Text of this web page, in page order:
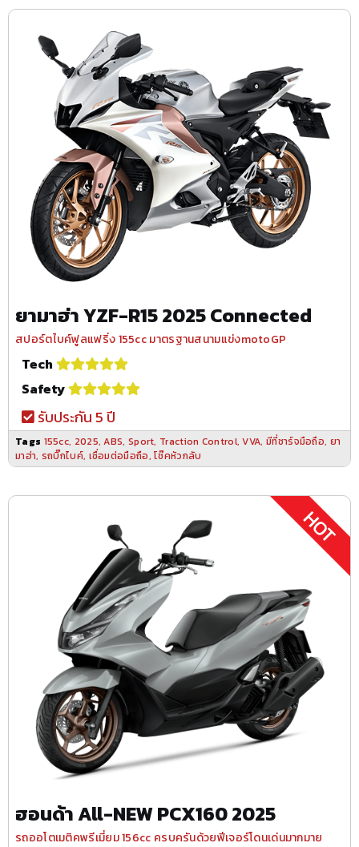
ยามาฮ่า YZF-R15 2025 Connected
สปอร์ตไบค์ฟูลแฟริ่ง 155cc มาตรฐานสนามแข่งmotoGP
Tech
Safety
รับประกัน 5 ปี
Tags 155cc, 2025,ABS, Sport, Traction Control,VVA, มีที่ชาร์จมือถือ, ยา
มาฮ่า, รถบิ๊กไบค์, เชื่อมต่อมือถือ,โช๊คหัวกลับ
ฮอนด้า All-NEW PCX160 2025
รถออโตเมติคพรีเมี่ยม 156cc ครบครันด้วยฟีเจอร์โดนเด่นมากมาย